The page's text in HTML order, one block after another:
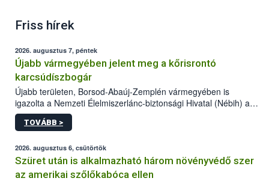
Friss hírek
2026. augusztus 7, péntek
Újabb vármegyében jelent meg a kőrisrontó
karcsúdíszbogár
Újabb területen, Borsod-Abaúj-Zemplén vármegyében is
igazolta a Nemzeti Élelmiszerlánc-biztonsági Hivatal (Nébih) a
kőrisrontó karcsúdíszbogár (Agrilus planipennis) jelenlétét. A
kártevőt nem csak színcsapdában találták meg, de már fertőzött
az intenzív felderítést, emellett az intézkedéseket a szlovák
hatósággal is összehangolják a terjedés megállítása érdekében.
TOVÁBB >
2026. augusztus 6, csütörtök
Szüret után is alkalmazható három növényvédő szer
az amerikai szőlőkabóca ellen